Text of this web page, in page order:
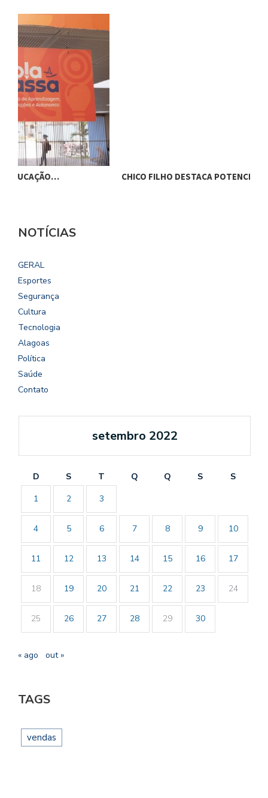
CHICO FILHO DESTACA POTENCIAL ESPORTIVO,…
NOTÍCIAS
GERAL
Esportes
Segurança
Cultura
Tecnologia
Alagoas
Política
Saúde
Contato
setembro 2022
D S T Q Q S
S
1
2 3
4 5 6 7 8 9 10
11 12 13 14 15 16 17
18 19 20 21 22 23 24
25 26 27 28 29 30
« ago out »
TAGS
vendas